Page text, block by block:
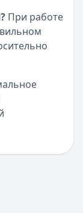
При работе